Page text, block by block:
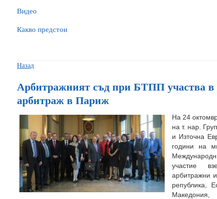
Видео
Какво предстои
Назад
Арбитражният съд при БТПП участва в
арбитраж в Париж
На 24
на т. нар.
и Източна
години на
участие
арбитражни
република,